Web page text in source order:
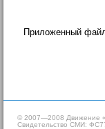
Приложенный
© 2007—2008 Движение
Свидетельство СМИ: